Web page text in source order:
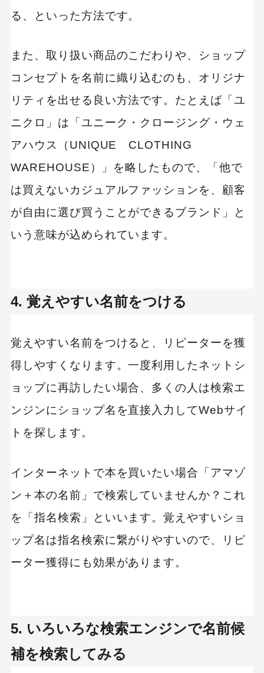
MEO
Shopify
Webサイトリニューアル
アクセス解析
インフルエンサーマーケTips
オウンドメディア
コンテンツマーケティング
サイト改善
ディスプレイ広告
メルマガ
リンクビルディング
採用サイト
調査レポート
る、といった方法です。
また、取り扱い商品のこだわりや、ショップ
コンセプトを名前に織り込むのも、オリジナ
リティを出せる良い方法です。たとえば「ユ
ニクロ」は「ユニーク・クロージング・ウェ
アハウス（UNIQUE CLOTHING
WAREHOUSE）」を略したもので、「他で
は買えないカジュアルファッションを、顧客
が自由に選び買うことができるブランド」と
いう意味が込められています。
4. 覚えやすい名前をつける
覚えやすい名前をつけると、リピーターを獲
得しやすくなります。一度利用したネットシ
ョップに再訪したい場合、多くの人は検索エ
ンジンにショップ名を直接入力してWebサイ
トを探します。
インターネットで本を買いたい場合「アマゾ
ン＋本の名前」で検索していませんか？これ
を「指名検索」といいます。覚えやすいショ
ップ名は指名検索に繋がりやすいので、リピ
ーター獲得にも効果があります。
5. いろいろな検索エンジンで名前候
補を検索してみる